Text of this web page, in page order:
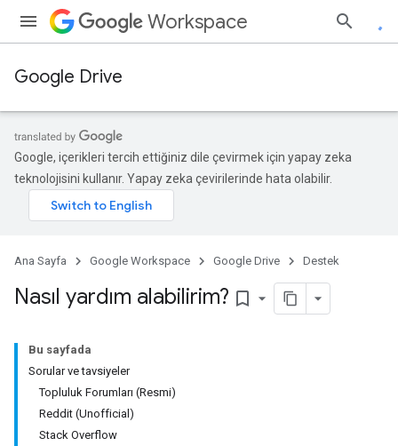
Workspace
Google Drive
Google, içerikleri tercih ettiğiniz dile çevirmek için yapay zeka
teknolojisini kullanır. Yapay zeka çevirilerinde hata olabilir.
Ana Sayfa Google Workspace Google Drive Destek
Nasıl yardım alabilirim? bookmark_border
Bu sayfada
Sorular ve tavsiyeler
Topluluk Forumları (Resmi)
Reddit (Unofficial)
Stack Overflow